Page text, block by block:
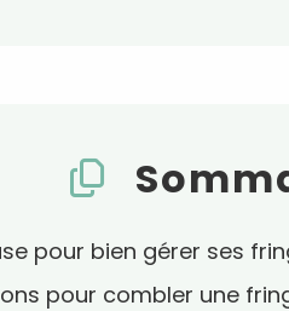
pour bien gérer ses
pour combler une